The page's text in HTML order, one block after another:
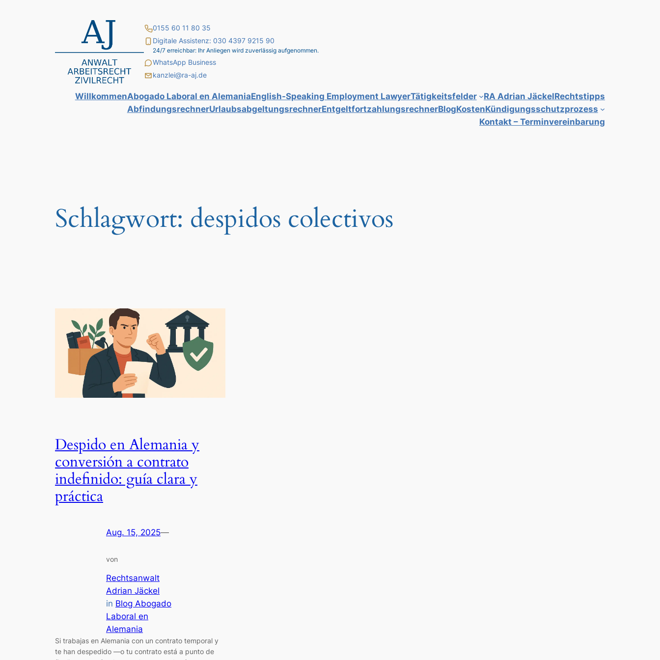
0155 60 11 80 35
Digitale Assistenz: 030 4397 9215 90
24/7 erreichbar: Ihr Anliegen wird zuverlässig aufgenommen.
WhatsApp Business
kanzlei@ra-aj.de
WillkommenAbogado Laboral en AlemaniaEnglish-Speaking Employment LawyerTätigkeitsfelder RA Adrian JäckelRechtstipps
AbfindungsrechnerUrlaubsabgeltungsrechnerEntgeltfortzahlungsrechnerBlogKostenKündigungsschutzprozess
Kontakt – Terminvereinbarung
Schlagwort: despidos colectivos
Despido en Alemania y
conversión a contrato
indefinido: guía clara y
práctica
Aug. 15, 2025—
von
Rechtsanwalt
Adrian Jäckel
in Blog Abogado
Laboral en
Alemania
Si trabajas en Alemania con un contrato temporal y
te han despedido —o tu contrato está a punto de